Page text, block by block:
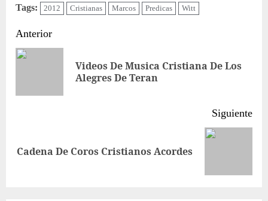
Tags: 2012 Cristianas Marcos Predicas Witt
Sigue
leyendo
Anterior
Videos De Musica Cristiana De Los
Alegres De Teran
Siguiente
Siguiente
Cadena De Coros Cristianos Acordes